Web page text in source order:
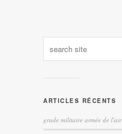
ARTICLES RÉCENTS
grade militaire armée de l'air